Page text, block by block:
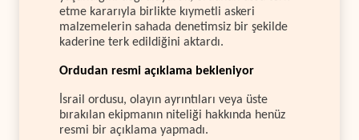
etme kararıyla birlikte kıymetli askeri
malzemelerin sahada denetimsiz bir şekilde
kaderine terk edildiğini aktardı.
Ordudan resmi açıklama bekleniyor
İsrail ordusu, olayın ayrıntıları veya üste
bırakılan ekipmanın niteliği hakkında henüz
resmi bir açıklama yapmadı.